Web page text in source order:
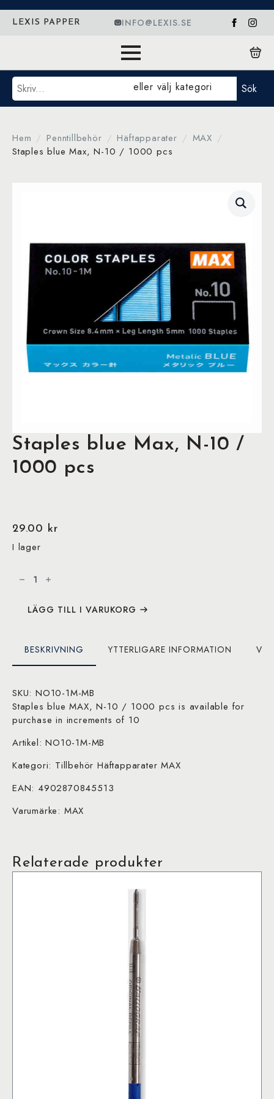
LEXIS PAPPER INFO@LEXIS.SE
Sök eller välj kategori Sök
Hem Penntillbehör Häftapparater
MAX
Staples blue Max, N-10 / 1000 pcs
Staples blue Max, N-10 /
1000 pcs
29.00 kr
I lager
Max,
LÄGG TILL I VARUKORG
BESKRIVNING YTTERLIGARE INFORMATION
SKU: NO10-1M-MB
Staples blue MAX, N-10 / 1000 pcs is available for
purchase in increments of 10
Artikel: NO10-1M-MB
Kategori: Tillbehör Häftapparater MAX
EAN: 4902870845513
Varumärke: MAX
Relaterade produkter